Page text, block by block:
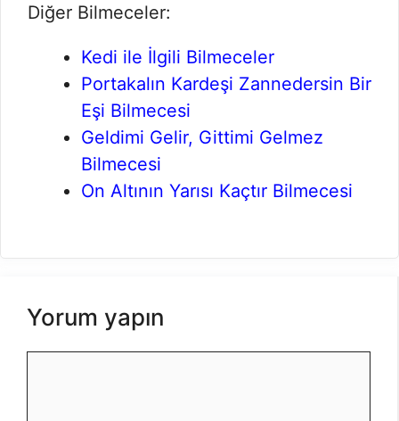
Diğer Bilmeceler:
Kedi ile İlgili Bilmeceler
Portakalın Kardeşi Zannedersin Bir
Eşi Bilmecesi
Geldimi Gelir, Gittimi Gelmez
Bilmecesi
On Altının Yarısı Kaçtır Bilmecesi
Yorum yapın